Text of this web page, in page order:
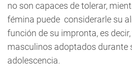
no son capaces de tolerar,
fémina puede considerarle su
función de su impronta, es
masculinos adoptados durante
adolescencia.